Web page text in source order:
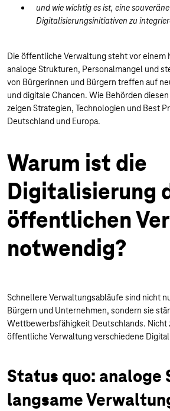
und wie wichtig es ist, eine
Digitalisierungsinitiativen zu
Die öffentliche Verwaltung steht vor einem
analoge Strukturen, Personalmangel und
von Bürgerinnen und Bürgern treffen auf
und digitale Chancen. Wie Behörden
zeigen Strategien, Technologien und Best
Deutschland und Europa.
Warum ist die
Digitalisierung
öffentlichen
notwendig?
Schnellere Verwaltungsabläufe sind nicht
Bürgern und Unternehmen, sondern sie
Wettbewerbsfähigkeit Deutschlands. Nicht
öffentliche Verwaltung verschiedene
Status quo: analoge
langsame